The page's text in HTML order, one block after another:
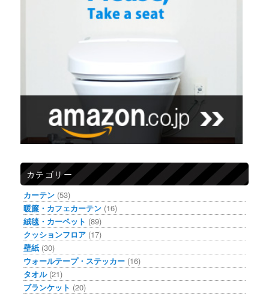
カテゴリー
カーテン (53)
暖簾・カフェカーテン (16)
絨毯・カーペット (89)
クッションフロア (17)
壁紙 (30)
ウォールテープ・ステッカー (16)
タオル(21)
ブランケット (20)